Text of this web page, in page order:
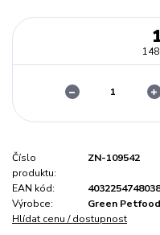
Číslo
produktu:
ZN-109542
EAN kód:
4032254748038
Výrobce:
Green Petfood
Hlídat cenu / dostupnost